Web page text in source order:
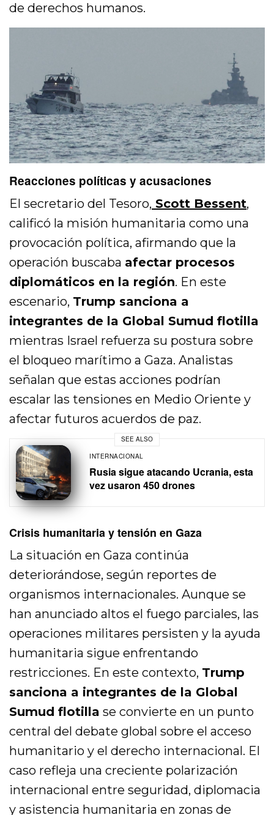
de derechos humanos.
Reacciones políticas y acusaciones
El secretario del Tesoro, Scott Bessent,
calificó la misión humanitaria como una
provocación política, afirmando que la
operación buscaba afectar procesos
diplomáticos en la región. En este
escenario, Trump sanciona a
integrantes de la Global Sumud flotilla
mientras Israel refuerza su postura sobre
el bloqueo marítimo a Gaza. Analistas
señalan que estas acciones podrían
escalar las tensiones en Medio Oriente y
afectar futuros acuerdos de paz.
SEE ALSO
INTERNACIONAL
Rusia sigue atacando Ucrania, esta
vez usaron 450 drones
Crisis humanitaria y tensión en Gaza
La situación en Gaza continúa
deteriorándose, según reportes de
organismos internacionales. Aunque se
han anunciado altos el fuego parciales, las
operaciones militares persisten y la ayuda
humanitaria sigue enfrentando
restricciones. En este contexto, Trump
sanciona a integrantes de la Global
Sumud flotilla se convierte en un punto
central del debate global sobre el acceso
humanitario y el derecho internacional. El
caso refleja una creciente polarización
internacional entre seguridad, diplomacia
y asistencia humanitaria en zonas de